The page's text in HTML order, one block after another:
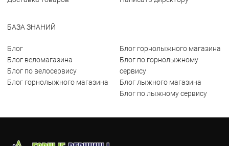
БАЗА ЗНАНИЙ
Блог
Блог веломагазина
Блог по велосервису
Блог горнолыжного магазина
Блог горнолыжного магазина
Блог по горнолыжному
сервису
Блог лыжного магазина
Блог по лыжному сервису